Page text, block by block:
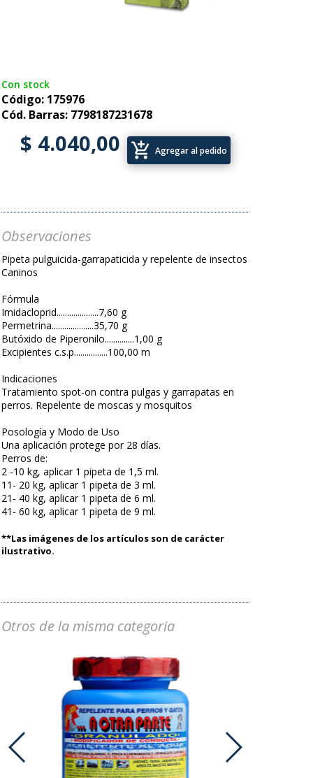
Con stock
Código: 175976
Cód. Barras: 7798187231678
$ 4.040,00 add_shopping_cart Agregar al pedido
Observaciones
Pipeta pulguicida-garrapaticida y repelente de insectos
Caninos
Fórmula
Imidacloprid....................7,60 g
Permetrina....................35,70 g
Butóxido de Piperonilo..............1,00 g
Excipientes c.s.p................100,00 m
Indicaciones
Tratamiento spot-on contra pulgas y garrapatas en
perros. Repelente de moscas y mosquitos
Posología y Modo de Uso
Una aplicación protege por 28 días.
Perros de:
2 -10 kg, aplicar 1 pipeta de 1,5 ml.
11- 20 kg, aplicar 1 pipeta de 3 ml.
21- 40 kg, aplicar 1 pipeta de 6 ml.
41- 60 kg, aplicar 1 pipeta de 9 ml.
**Las imágenes de los artículos son de carácter
ilustrativo.
Otros de la misma categoria